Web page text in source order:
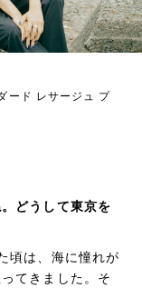
ード レサージュ プ
どうして東京を
頃は、海に憧れが
てきました。そ